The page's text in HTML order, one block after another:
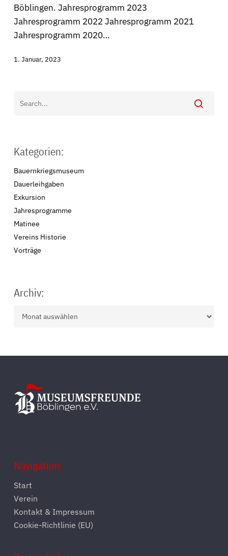
Böblingen. Jahresprogramm 2023
Jahresprogramm 2022 Jahresprogramm 2021
Jahresprogramm 2020…
1. Januar, 2023
Kategorien:
Bauernkriegsmuseum
Dauerleihgaben
Exkursion
Jahresprogramme
Matinee
Vereins Historie
Vorträge
Archiv:
Archiv:
Navigation
Start
Verein
Kontakt & Impressum
Cookie-Richtlinie (EU)
VORSTAND & BEIRÄTE
HISTORIE
IMPRESSUM & DATENSCHUTZ